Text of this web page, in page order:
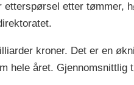
etter tømmer,
kroner. Det er en
hele året.